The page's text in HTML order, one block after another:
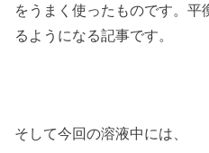
をうまく使ったものです。平
るようになる記事です。
そして今回の溶液中には、